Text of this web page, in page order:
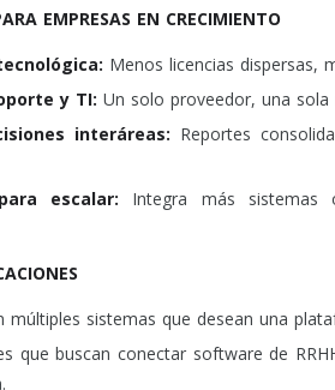
EMPRESAS EN CRECIMIENTO
Menos licencias dispersas,
y TI: Un solo proveedor, una
interáreas: Reportes
escalar: Integra más sistemas
múltiples sistemas que desean una
que buscan conectar software de